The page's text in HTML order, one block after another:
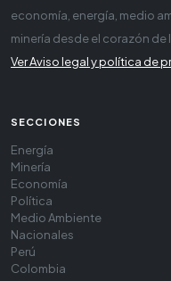
economía, energía, medio
minería desde el corazón de
Ver Aviso legal y política de
SECCIONES
Energía
Minería
Economía
Política
Medio Ambiente
Nacionales
Perú
Colombia